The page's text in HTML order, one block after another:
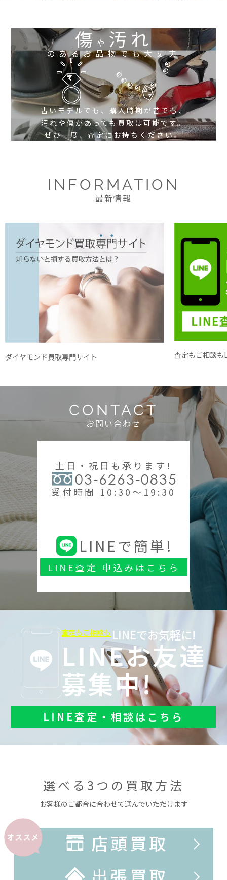
傷や 汚れ
のあるお品物でも大丈夫
古いモデルでも、購入時期が昔でも、
汚れや傷があっても買取は可能です。
ぜひ一度、査定にお持ちください。
INFORMATION
最新情報
ダイヤモンド買取専門サイト 査定もご相談も
CONTACT
お問い合わせ
土日・祝日も承ります!
03-6263-0835
受付時間 10:30～19:30
LINEで簡単!
LINE査定 申込みはこちら
査定もご相談も LINEでお気軽に!
LINEお友達
募集中!
LINE査定・相談はこちら
選べる3つの買取方法
お客様のご都合に合わせて選んでいただけます
オススメ
店頭買取